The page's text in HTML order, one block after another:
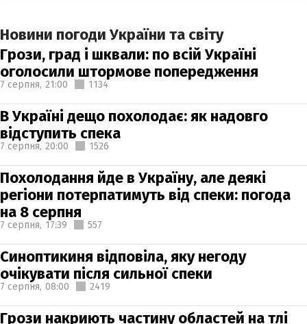
Новини погоди України та світу
Грози, град і шквали: по всій Україні
оголосили штормове попередження
7 серпня, 21:00 1134
В Україні дещо похолодає: як надовго
відступить спека
7 серпня, 20:00 1526
Похолодання йде в Україну, але деякі
регіони потерпатимуть від спеки: погода
на 8 серпня
7 серпня, 17:39 557
Синоптикиня відповіла, яку негоду
очікувати після сильної спеки
7 серпня, 08:00 2419
Грози накриють частину областей на тлі